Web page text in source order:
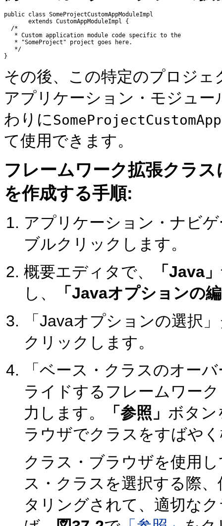
public class SomeProjectCustomAppModuleImpl
       extends CustomAppModuleImpl {
  /*
   * Custom application module code specific to the
   * "SomeProject" project goes here.
   */
その後、この特定のプロジ
アプリケーション・モジュー
わりに
て使用できます。
フレームワーク拡張クラ
を作成する手順:
アプリケーション・ナビ
ブルクリックします。
概要エディタで、
「Java」
し、
「Javaオプションの
「Javaオプションの選択
クリックします。
「ベース・クラスのオー
ライドするフレームワー
力します。
「参照」 ボタン
ラウザでクラスをすばや
クラス・ブラウザを使用
ス・クラスを選択する際
タリングされて、適切な